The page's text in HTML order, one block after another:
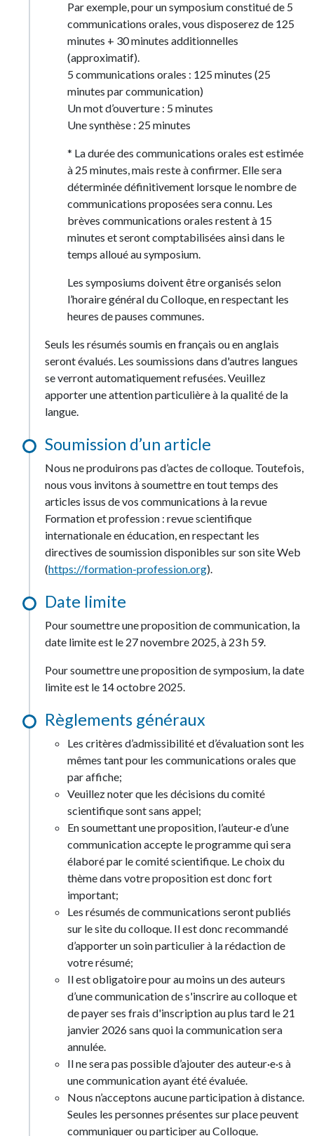
Par exemple, pour un symposium constitué de 5
communications orales, vous disposerez de 125
minutes + 30 minutes additionnelles
(approximatif).
5 communications orales : 125 minutes (25
minutes par communication)
Un mot d’ouverture : 5 minutes
Une synthèse : 25 minutes
* La durée des communications orales est estimée
à 25 minutes, mais reste à confirmer. Elle sera
déterminée définitivement lorsque le nombre de
communications proposées sera connu. Les
brèves communications orales restent à 15
minutes et seront comptabilisées ainsi dans le
temps alloué au symposium.
Les symposiums doivent être organisés selon
l’horaire général du Colloque, en respectant les
heures de pauses communes.
Seuls les résumés soumis en français ou en anglais
seront évalués. Les soumissions dans d'autres langues
se verront automatiquement refusées. Veuillez
apporter une attention particulière à la qualité de la
langue.
Soumission d’un article
Nous ne produirons pas d’actes de colloque. Toutefois,
nous vous invitons à soumettre en tout temps des
articles issus de vos communications à la revue
Formation et profession : revue scientifique
internationale en éducation, en respectant les
directives de soumission disponibles sur son site Web
(https://formation-profession.org).
Date limite
Pour soumettre une proposition de communication, la
date limite est le 27 novembre 2025, à 23 h 59.
Pour soumettre une proposition de symposium, la date
limite est le 14 octobre 2025.
Règlements généraux
Les critères d’admissibilité et d’évaluation sont les
mêmes tant pour les communications orales que
par affiche;
Veuillez noter que les décisions du comité
scientifique sont sans appel;
En soumettant une proposition, l’auteur·e d’une
communication accepte le programme qui sera
élaboré par le comité scientifique. Le choix du
thème dans votre proposition est donc fort
important;
Les résumés de communications seront publiés
sur le site du colloque. Il est donc recommandé
d’apporter un soin particulier à la rédaction de
votre résumé;
Il est obligatoire pour au moins un des auteurs
d’une communication de s'inscrire au colloque et
de payer ses frais d'inscription au plus tard le 21
janvier 2026 sans quoi la communication sera
annulée.
Il ne sera pas possible d’ajouter des auteur·e·s à
une communication ayant été évaluée.
Nous n’acceptons aucune participation à distance.
Seules les personnes présentes sur place peuvent
communiquer ou participer au Colloque.